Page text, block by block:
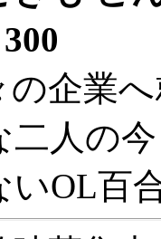
の企業
二人の
いOL百